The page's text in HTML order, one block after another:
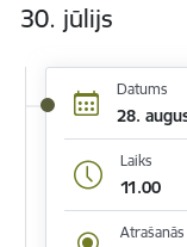
30. jūlijs
Datums
28.
Laiks
11.00